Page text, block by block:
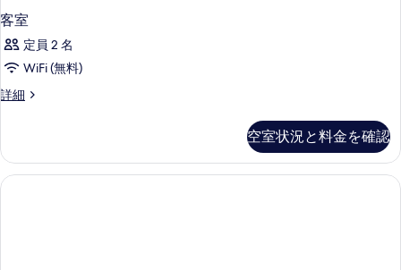
客室
定員 2 名
WiFi (無料)
詳細
客
細
空室状況と料金を確認